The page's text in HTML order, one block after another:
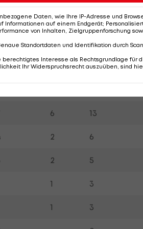
Cup Titel Gesamt
5 14
6 13
2 6
2 5
1 3
1 3
Daten, wie Ihre IP-Adresse und
Informationen auf einem Endgerät;
von Inhalten, Zielgruppenforschung
Standortdaten und Identifikation durch
Interesse als Rechtsgrundlage für
Ihr Widerspruchsrecht auszuüben, sind